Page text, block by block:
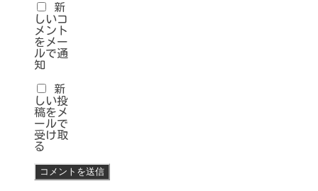
新
しいコ
メント
をメー
ルで通
知
新
しい投
稿をメ
ールで
受け取
る